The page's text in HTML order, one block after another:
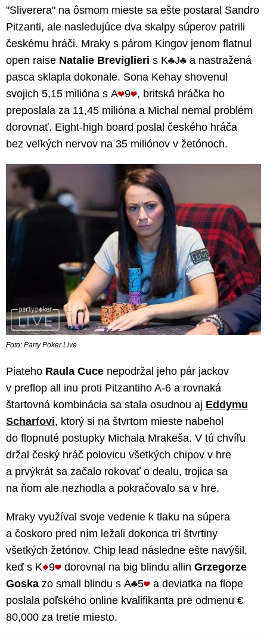
"Sliverera" na ôsmom mieste sa ešte postaral Sandro
Pitzanti, ale nasledujúce dva skalpy súperov patrili
českému hráči. Mraky s párom Kingov jenom flatnul
open raise Natalie Breviglieri s K J
a nastražená
pasca sklapla dokonale. Sona Kehay shovenul
svojich 5,15 milióna s A 9 , britská hráčka ho
preposlala za 11,45 milióna a Michal nemal problém
dorovnať. Eight-high board poslal českého hráča
bez veľkých nervov na 35 miliónov v žetónoch.
Foto: Party Poker Live
Piateho Raula Cuce nepodržal jeho pár jackov
v preflop all inu proti Pitzantiho A-6 a rovnaká
štartovná kombinácia sa stala osudnou aj Eddymu
Scharfovi, ktorý si na štvrtom mieste nabehol
do flopnuté postupky Michala Mrakeša. V tú chvíľu
držal český hráč polovicu všetkých chipov v hre
a prvýkrát sa začalo rokovať o dealu, trojica sa
na ňom ale nezhodla a pokračovalo sa v hre.
Mraky využíval svoje vedenie k tlaku na súpera
a čoskoro pred ním ležali dokonca tri štvrtiny
všetkých žetónov. Chip lead následne ešte navýšil,
keď s K 9 dorovnal na big blindu allin Grzegorze
Goska zo small blindu s A 5
a deviatka na flope
poslala poľského online kvalifikanta pre odmenu €
80,000 za tretie miesto.